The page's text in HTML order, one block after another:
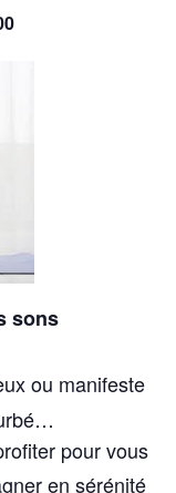
sons
ou manifeste
pour vous
en sérénité